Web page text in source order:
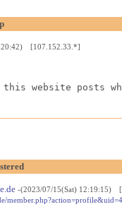
[107.152.33.*]
website posts
-(2023/07/15(Sat) 12:19:15)